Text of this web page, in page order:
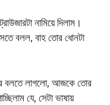
নামিয়ে দিলাম।
বলল, বাহ তোর ধোনটা
বলতে লাগলো, আজকে তোর
যে, সেটা ভাষায়